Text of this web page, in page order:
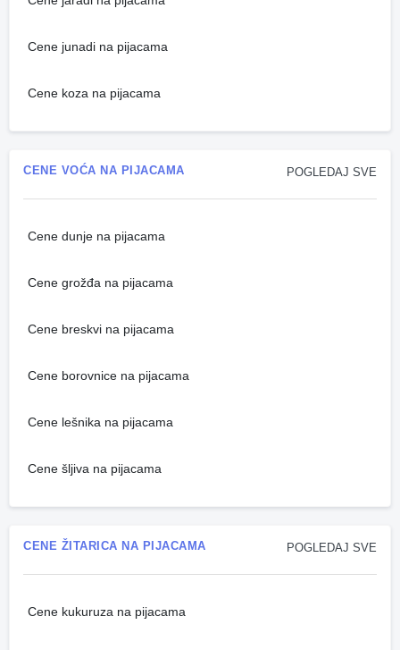
Cene junadi na pijacama
Cene koza na pijacama
POGLEDAJ SVE
CENE VOĆA NA PIJACAMA
Cene dunje na pijacama
Cene grožđa na pijacama
Cene breskvi na pijacama
Cene borovnice na pijacama
Cene lešnika na pijacama
Cene šljiva na pijacama
POGLEDAJ SVE
CENE ŽITARICA NA PIJACAMA
Cene kukuruza na pijacama